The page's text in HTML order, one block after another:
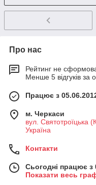
Про нас
Рейтинг не
Менше 5 відгуків за
Працює з
м. Черкаси
вул. Святотроїцька
Україна
Контакти
Сьогодні працює з
Показати весь